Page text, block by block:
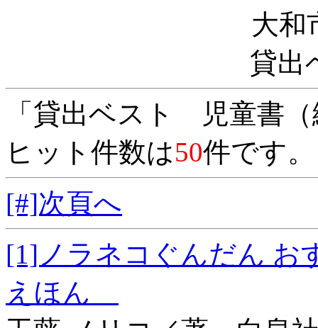
大和
貸出
「貸出ベスト 児童書
ヒット件数は50件です
[#]次頁へ
[1]ノラネコぐんだん
えほん